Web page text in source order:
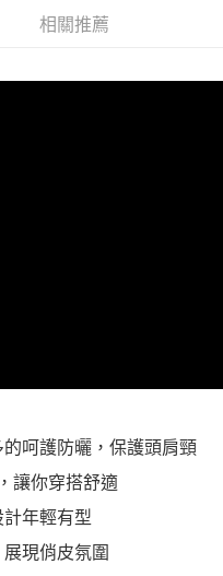
：
相關推薦
呵護防曬，保護頭肩頸
讓你穿搭舒適
年輕有型
現俏皮氛圍